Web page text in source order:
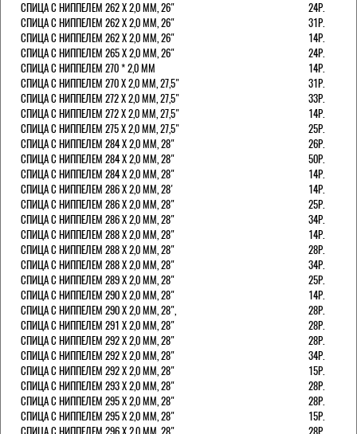
СПИЦА С НИППЕЛЕМ 262 Х 2,0 ММ, 26"
24Р.
СПИЦА С НИППЕЛЕМ 262 Х 2,0 ММ, 26"
31Р.
СПИЦА С НИППЕЛЕМ 262 Х 2,0 ММ, 26"
14Р.
СПИЦА С НИППЕЛЕМ 265 Х 2,0 ММ, 26"
24Р.
СПИЦА С НИППЕЛЕМ 270 * 2,0 ММ
14Р.
СПИЦА С НИППЕЛЕМ 270 Х 2,0 ММ, 27,5"
31Р.
СПИЦА С НИППЕЛЕМ 272 Х 2,0 ММ, 27,5"
33Р.
СПИЦА С НИППЕЛЕМ 272 Х 2,0 ММ, 27,5"
14Р.
СПИЦА С НИППЕЛЕМ 275 Х 2,0 ММ, 27,5"
25Р.
СПИЦА С НИППЕЛЕМ 284 Х 2,0 ММ, 28"
26Р.
СПИЦА С НИППЕЛЕМ 284 Х 2,0 ММ, 28"
50Р.
СПИЦА С НИППЕЛЕМ 284 Х 2,0 ММ, 28"
14Р.
СПИЦА С НИППЕЛЕМ 286 Х 2,0 ММ, 28'
14Р.
СПИЦА С НИППЕЛЕМ 286 Х 2,0 ММ, 28"
25Р.
СПИЦА С НИППЕЛЕМ 286 Х 2,0 ММ, 28"
34Р.
СПИЦА С НИППЕЛЕМ 288 Х 2,0 ММ, 28"
14Р.
СПИЦА С НИППЕЛЕМ 288 Х 2,0 ММ, 28"
28Р.
СПИЦА С НИППЕЛЕМ 288 Х 2,0 ММ, 28"
34Р.
СПИЦА С НИППЕЛЕМ 289 Х 2,0 ММ, 28"
25Р.
СПИЦА С НИППЕЛЕМ 290 Х 2,0 ММ, 28"
14Р.
СПИЦА С НИППЕЛЕМ 290 Х 2,0 ММ, 28",
28Р.
СПИЦА С НИППЕЛЕМ 291 Х 2,0 ММ, 28"
28Р.
СПИЦА С НИППЕЛЕМ 292 Х 2,0 ММ, 28"
28Р.
СПИЦА С НИППЕЛЕМ 292 Х 2,0 ММ, 28"
34Р.
СПИЦА С НИППЕЛЕМ 292 Х 2,0 ММ, 28"
15Р.
СПИЦА С НИППЕЛЕМ 293 Х 2,0 ММ, 28"
28Р.
СПИЦА С НИППЕЛЕМ 295 Х 2,0 ММ, 28"
28Р.
СПИЦА С НИППЕЛЕМ 295 Х 2,0 ММ, 28"
15Р.
СПИЦА С НИППЕЛЕМ 296 Х 2,0 ММ, 28"
28Р.